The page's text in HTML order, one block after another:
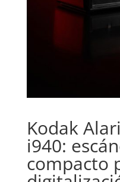
Kodak
i940:
compacto